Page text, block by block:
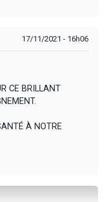
17/11/2021 - 16h06
CE BRILLANT
À NOTRE